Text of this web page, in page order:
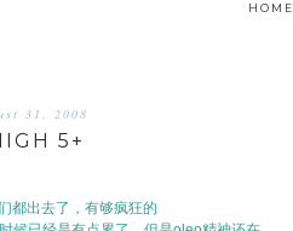
HOME
31, 2008
5+
都出去了，有够疯狂的